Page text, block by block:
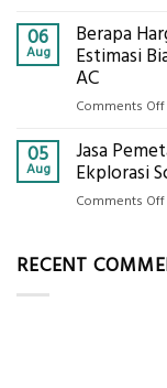
06
Aug
Berapa
Estimasi
AC
Comments Off
05
Aug
Jasa
Ekplorasi
Comments Off
RECENT